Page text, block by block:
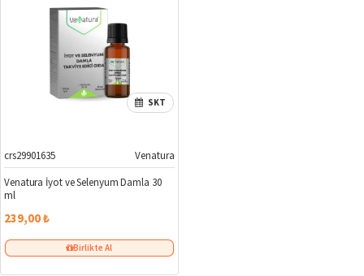
SKT
crs29901635
Venatura
Venatura İyot ve Selenyum Damla 30
ml
239,00 ₺
Birlikte Al